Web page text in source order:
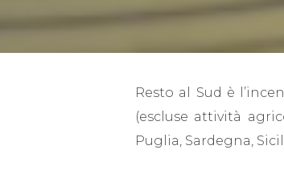
Resto al Sud è
(escluse attività
Puglia, Sardegna,